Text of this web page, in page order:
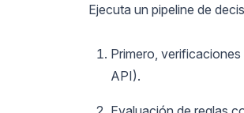
Ejecuta un pipeline de
Primero,
API).